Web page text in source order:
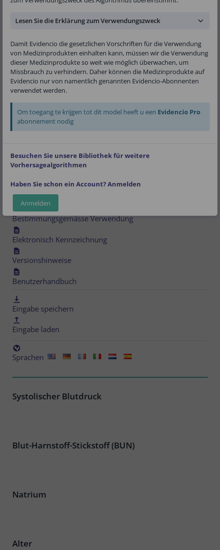
American Heart Association Get With the
Öffentlich Kardiologie Lineare Regression
(01)08719327522790(8012)v1.24(4326)250508(240)2904
ungsgemässe Verwendung
Details
Bestimmungsgemässe Verwendung
Elektronisch Kennzeichnung
Versionshinweise
Benutzerhandbuch
Eingabe speichern
Eingabe laden
Sprachen
Systolischer Blutdruck
Blut-Harnstoff-Stickstoff (BUN)
Natrium
Alter
Lesen Sie die Erklärung zum Verwendungszweck
Damit Evidencio die gesetzlichen Vorschriften für die Verwendung
von Medizinprodukten einhalten kann, müssen wir die Verwendung
dieser Medizinprodukte so weit wie möglich überwachen, um
Missbrauch zu verhindern. Daher können die Medizinprodukte auf
Evidencio nur von namentlich genannten Evidencio-Abonnenten
verwendet werden.
Om toegang te krijgen tot dit model heeft u een Evidencio Pro
abonnement nodig
Besuchen Sie unsere Bibliothek für weitere
Vorhersagealgorithmen
Haben Sie schon ein Account? Anmelden
Anmelden